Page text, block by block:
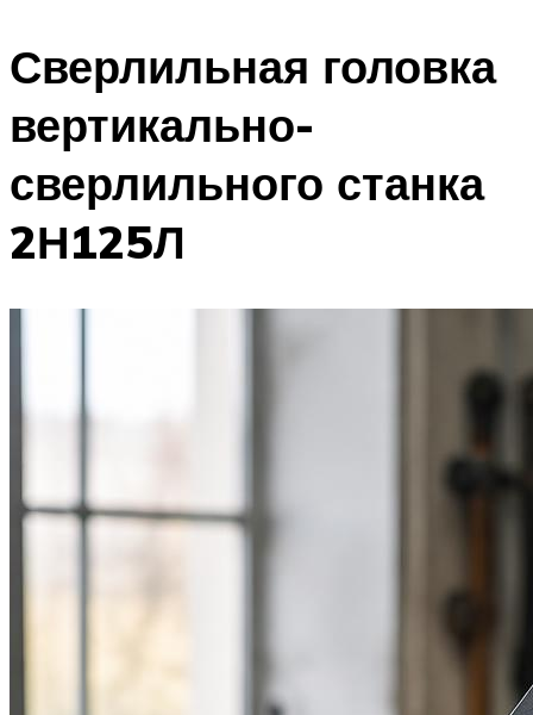
Сверлильная головка
вертикально-
сверлильного станка
2Н125Л